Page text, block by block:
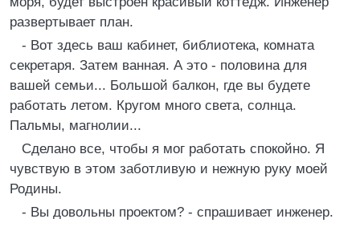
развертывает план.
- Вот здесь ваш кабинет, библиотека, комната
секретаря. Затем ванная. А это - половина для
вашей семьи... Большой балкон, где вы будете
работать летом. Кругом много света, солнца.
Пальмы, магнолии...
Сделано все, чтобы я мог работать спокойно. Я
чувствую в этом заботливую и нежную руку моей
Родины.
- Вы довольны проектом? - спрашивает инженер.